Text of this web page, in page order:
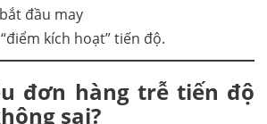
đầu may
kích hoạt” tiến độ.
đơn hàng trễ tiến độ
sai?